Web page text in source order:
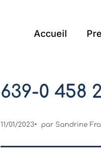
Accueil
639-0 458
11/01/2023 par Sandrine